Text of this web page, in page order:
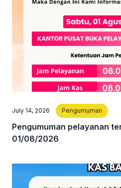
July 14, 2026 Pengumuman
Pengumuman pelayanan
01/08/2026